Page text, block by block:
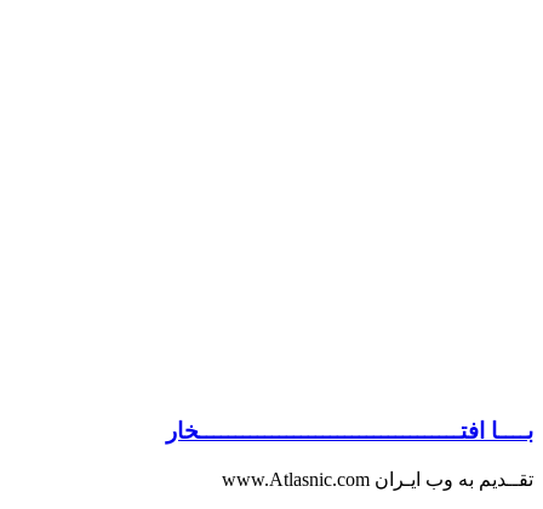
بــــا افتــــــــــــــــــــــــــــــــــــخار
تقــدیم به وب ایـران www.Atlasnic.com